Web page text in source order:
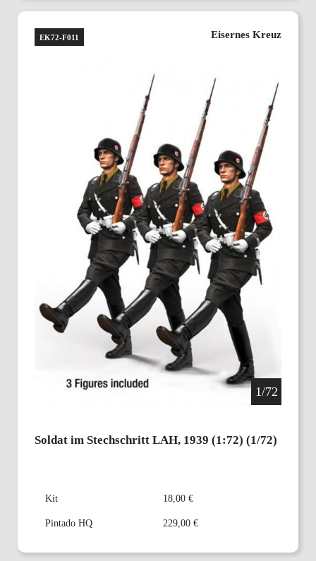
EK72-F011 Eisernes Kreuz
1/72
Soldat im Stechschritt LAH, 1939 (1:72) (1/72)
Kit 18,00 €
Pintado HQ 229,00 €